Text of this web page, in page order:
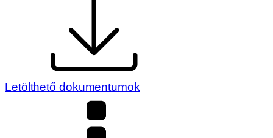
Letölthető dokumentumok